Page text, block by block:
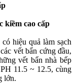
kiềm cao cấp
hiệu quả làm sạch
vết bẩn cứng đầu,
vết bẩn nhà bếp
11.5 ~ 12.5, cùng
lớn.